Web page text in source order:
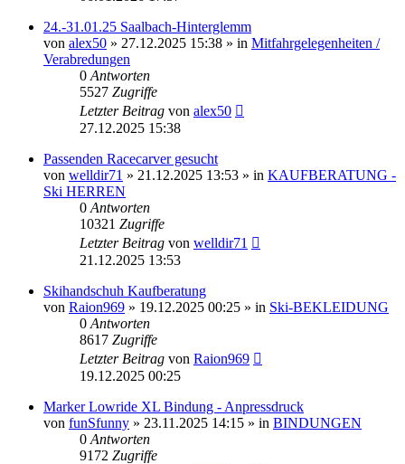
24.-31.01.25 Saalbach-Hinterglemm
von alex50 » 27.12.2025 15:38 » in Mitfahrgelegenheiten /
Verabredungen
0 Antworten
5527 Zugriffe
Letzter Beitrag von alex50
27.12.2025 15:38
Passenden Racecarver gesucht
von welldir71 » 21.12.2025 13:53 » in KAUFBERATUNG -
Ski HERREN
0 Antworten
10321 Zugriffe
Letzter Beitrag von welldir71
21.12.2025 13:53
Skihandschuh Kaufberatung
von Raion969 » 19.12.2025 00:25 » in Ski-BEKLEIDUNG
0 Antworten
8617 Zugriffe
Letzter Beitrag von Raion969
19.12.2025 00:25
Marker Lowride XL Bindung - Anpressdruck
von funSfunny » 23.11.2025 14:15 » in BINDUNGEN
0 Antworten
9172 Zugriffe